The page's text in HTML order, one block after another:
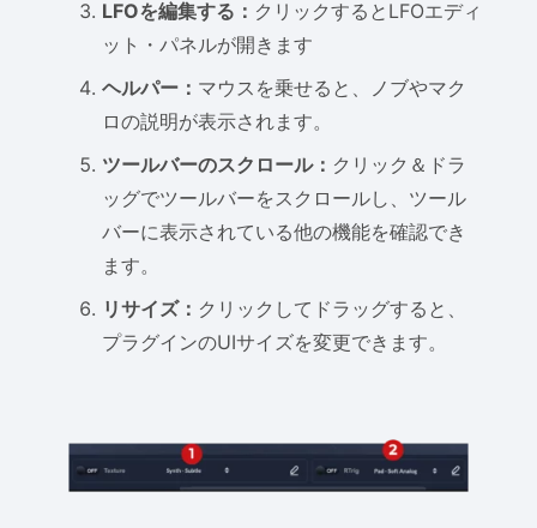
LFOを編集する： クリックするとLFOエディ
ット・パネルが開きます
ヘルパー： マウスを乗せると、ノブやマク
ロの説明が表示されます。
ツールバーのスクロール： クリック＆ドラ
ッグでツールバーをスクロールし、ツール
バーに表示されている他の機能を確認でき
ます。
リサイズ： クリックしてドラッグすると、
プラグインのUIサイズを変更できます。